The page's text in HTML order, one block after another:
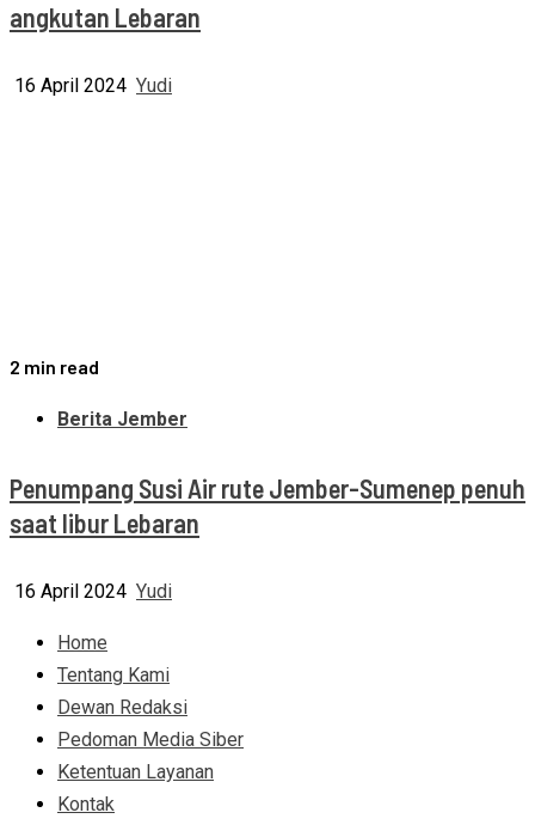
angkutan Lebaran
16 April 2024 Yudi
2 min read
Berita Jember
Penumpang Susi Air rute Jember-Sumenep penuh
saat libur Lebaran
16 April 2024 Yudi
Home
Tentang Kami
Dewan Redaksi
Pedoman Media Siber
Ketentuan Layanan
Kontak